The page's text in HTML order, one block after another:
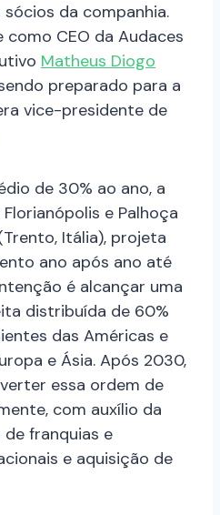
da companhia.
como CEO da Audaces
Matheus Diogo
preparado para a
vice-presidente de
de 30% ao ano, a
e Palhoça
Itália), projeta
ano após ano até
é alcançar uma
distribuída de 60%
das Américas e
e Ásia. Após 2030,
essa ordem de
com auxílio da
franquias e
e aquisição de